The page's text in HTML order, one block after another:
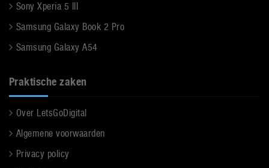
Sony Xperia 5 III
Samsung Galaxy Book 2 Pro
Samsung Galaxy A54
Praktische zaken
Over LetsGoDigital
Algemene voorwaarden
Privacy policy